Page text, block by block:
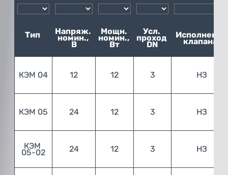
Тип Напряж.
номин.,
В
Мощн.
номин.,
Вт
Усл.
проход
DN
Исполнение
клапана*
КЭМ 04 12 12 3 НЗ
КЭМ 05 24 12 3 НЗ
КЭМ
05-02 24 12 3 НЗ